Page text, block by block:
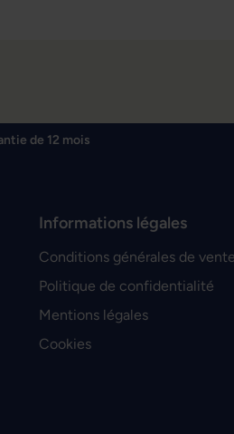
de 12 mois
Informations légales
Conditions générales de
Politique de confidentialité
Mentions légales
Cookies